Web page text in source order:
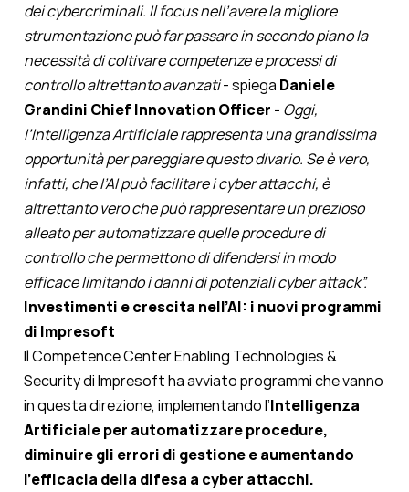
dei cybercriminali. Il focus nell’avere la migliore
strumentazione può far passare in secondo piano la
necessità di coltivare competenze e processi di
controllo altrettanto avanzati- spiega Daniele
Grandini Chief Innovation Officer - Oggi,
l’Intelligenza Artificiale rappresenta una grandissima
opportunità per pareggiare questo divario. Se è vero,
infatti, che l’AI può facilitare i cyber attacchi, è
altrettanto vero che può rappresentare un prezioso
alleato per automatizzare quelle procedure di
controllo che permettono di difendersi in modo
efficace limitando i danni di potenziali cyber attack”.
Investimenti e crescita nell’AI: i nuovi programmi
di Impresoft
Il Competence Center Enabling Technologies &
Security di Impresoft ha avviato programmiche vanno
in questa direzione, implementando l’Intelligenza
Artificiale per automatizzare procedure,
diminuire gli errori di gestione e aumentando
l’efficacia della difesa a cyber attacchi.